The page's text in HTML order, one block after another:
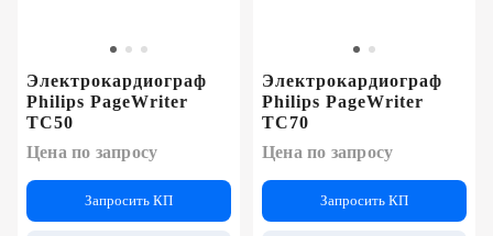
Электрокардиограф
Philips PageWriter
TC50
Цена по запросу
Запросить КП
Электрокардиограф
Philips PageWriter
TC70
Цена по запросу
Запросить КП